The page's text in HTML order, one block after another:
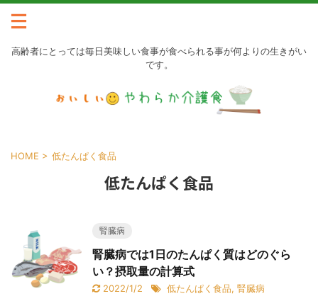
高齢者にとっては毎日美味しい食事が食べられる事が何よりの生きがい
です。
HOME > 低たんぱく食品
低たんぱく食品
腎臓病
腎臓病では1日のたんぱく質はどのぐら
い？摂取量の計算式
2022/1/2 低たんぱく食品, 腎臓病